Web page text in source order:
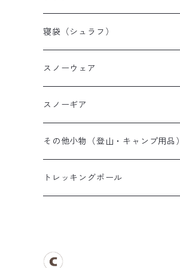
山岳テント
ツーリングテント
テントその他
レディース登山靴
キッズ登山靴
メンズザック
レディースザック
キッズザック
寝袋（シュラフ）
オールシーズンシュラフ
３シーズンシュラフ
夏用シュラフ
マット・その他
スノーウェア
メンズスノーウェア
レディーススノーウェア
キッズスノーウェア
スノーギア
スノーブーツ
スノーゴーグル
その他小物（登山・キャンプ用品）
帽子
トレッキングポール